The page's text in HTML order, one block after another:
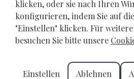
Travel die
Unterkünfte in
klicken, oder sie nach Ihren
konfigurieren, indem Sie auf
"Einstellen" klicken. Für
besuchen Sie bitte unsere
Einstellen Ablehnen